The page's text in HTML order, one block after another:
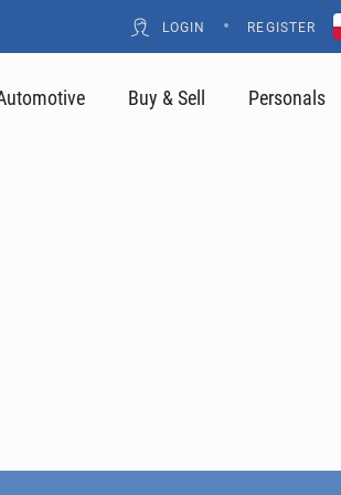
LOGIN • REGISTER
Buy & Sell Personals